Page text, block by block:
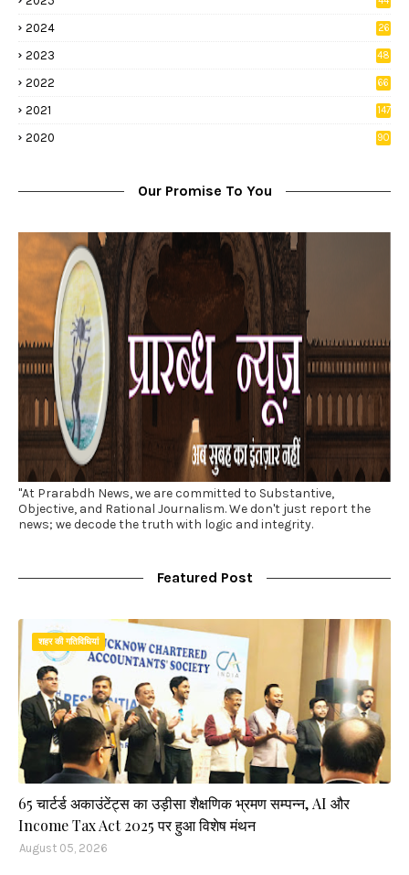
2024
26
2023 48
2022
66
2021
147
2020
90
Our Promise To You
"At Prarabdh News, we are committed to Substantive,
Objective, and Rational Journalism. We don't just report the
news; we decode the truth with logic and integrity.
Featured Post
शहर की गतिविधियां
65 चार्टर्ड अकाउंटेंट्स का उड़ीसा शैक्षणिक भ्रमण सम्पन्न, AI और
Income Tax Act 2025 पर हुआ विशेष मंथन
August 05, 2026